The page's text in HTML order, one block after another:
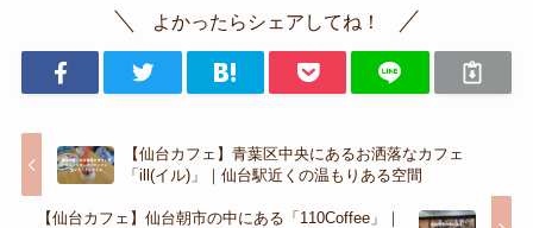
よかったらシェアしてね！
【仙台カフェ】青葉区中央にあるお洒落なカフェ
「ill(イル)」｜仙台駅近くの温もりある空間
【仙台カフェ】仙台朝市の中にある「110Coffee」｜